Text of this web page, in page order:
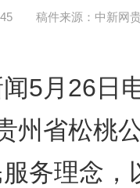
稿件来源：中新网
5月26日
州省松桃
务理念，